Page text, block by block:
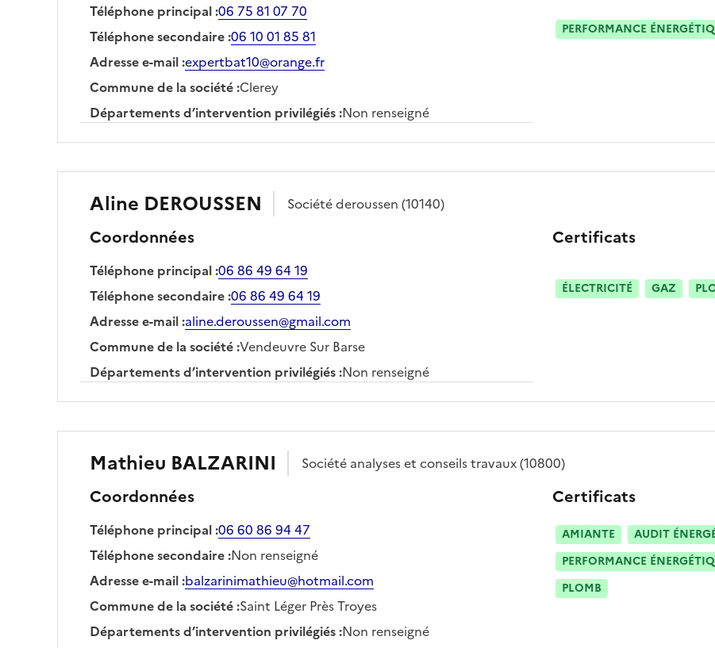
Téléphone principal:06 75 81 07 70
Téléphone secondaire:06 10 01 85 81
Adresse e-mail:expertbat10@orange.fr
Commune de la société:Clerey
Départements d’intervention privilégiés:Non renseigné
PERFORMANCE
Aline DEROUSSEN Sociétéderoussen (10140)
Coordonnées
Téléphone principal:06 86 49 64 19
Téléphone secondaire:06 86 49 64 19
Adresse e-mail:aline.deroussen@gmail.com
Commune de la société:Vendeuvre Sur Barse
Départements d’intervention privilégiés:Non renseigné
Certificats
ÉLECTRICITÉ GAZ
Mathieu BALZARINI Société analyses et conseils travaux(10800)
Coordonnées
Téléphone principal:06 60 86 94 47
Téléphone secondaire:Non renseigné
Adresse e-mail:balzarinimathieu@hotmail.com
Commune de la société:Saint Léger Près Troyes
Départements d’intervention privilégiés:Non renseigné
Certificats
AMIANTE
AUDIT
PERFORMANCE
PLOMB